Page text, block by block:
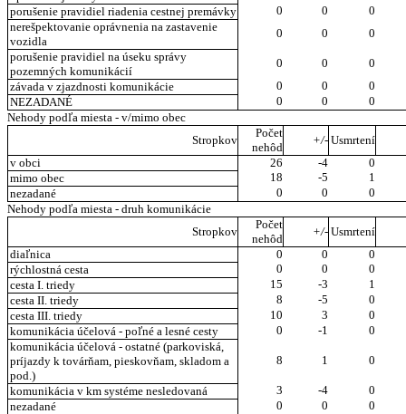
porušenie pravidiel riadenia cestnej premávky 0 0
0
nerešpektovanie oprávnenia na zastavenie
vozidla
0 0
0
porušenie pravidiel na úseku správy
pozemných komunikácií
0 0
0
závada v zjazdnosti komunikácie
0 0
0
NEZADANÉ
0 0
0
Nehody podľa miesta - v/mimo obec
Stropkov
Počet
nehôd
+/- Usmrtení
v obci
26 -4
0
mimo obec
18 -5
1
nezadané
0 0
0
Nehody podľa miesta - druh komunikácie
Stropkov
Počet
nehôd
+/- Usmrtení
diaľnica
0 0
0
rýchlostná cesta
0 0
0
cesta I. triedy
15 -3
1
cesta II. triedy
8 -5
0
cesta III. triedy
10 3
0
komunikácia účelová - poľné a lesné cesty
0 -1
0
komunikácia účelová - ostatné (parkoviská,
príjazdy k továrňam, pieskovňam, skladom a
pod.)
8 1 0
komunikácia v km systéme nesledovaná 3 -4
0
nezadané
0 0
0